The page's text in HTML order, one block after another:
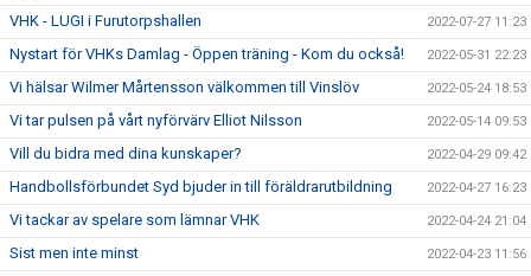
VHK - LUGI i Furutorpshallen 2022-07-27 11:23
Nystart för VHKs Damlag - Öppen träning - Kom du också! 2022-05-31 22:23
Vi hälsar Wilmer Mårtensson välkommen till Vinslöv 2022-05-24 18:53
Vi tar pulsen på vårt nyförvärv Elliot Nilsson 2022-05-14 09:53
Vill du bidra med dina kunskaper? 2022-04-29 09:42
Handbollsförbundet Syd bjuder in till föräldrarutbildning 2022-04-27 16:23
Vi tackar av spelare som lämnar VHK 2022-04-24 21:04
Sist men inte minst 2022-04-23 11:56